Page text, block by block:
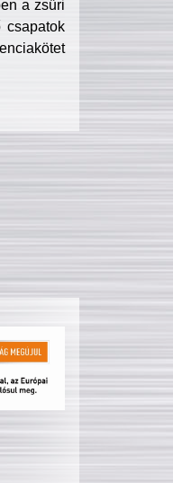
a zsűri
csapatok